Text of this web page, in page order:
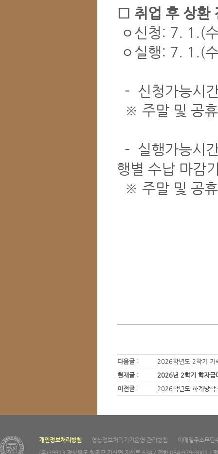
□ 취업 후 상환
ㅇ신청: 7. 1.(
ㅇ실행: 7. 1.(
- 신청가능시
※ 주말 및 공
- 실행가능시
행별 수납 마감
※ 주말 및 공
다음글 :
2026학년도 2학기 기
현재글 :
2026년 2학기 학자금
이전글 :
2026학년도 하계방학
개인정보처리방침 영상정보처리기기운영·관리방침
이메일주소무단
(우)39913 경상북도 칠곡군 기산면 지산로 634 / 전화 054-979-9001 /